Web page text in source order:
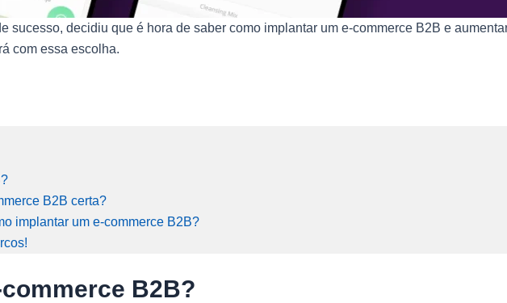
sucesso, decidiu que é hora de saber como implantar um e-commerce B2B e
com essa escolha.
B2B certa?
implantar um e-commerce B2B?
B2B?